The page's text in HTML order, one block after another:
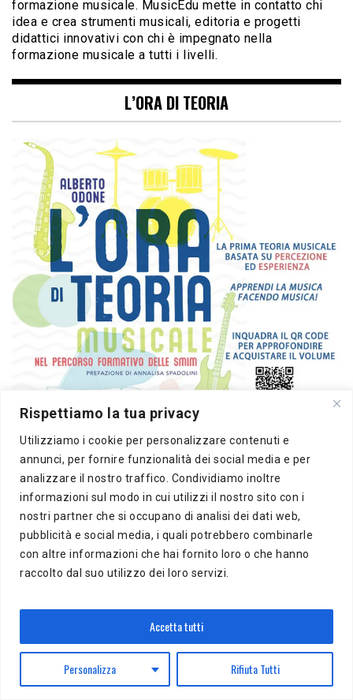
Rispettiamo la tua privacy
Utilizziamo i cookie per personalizzare contenuti e
annunci, per fornire funzionalità dei social media e per
analizzare il nostro traffico. Condividiamo inoltre
informazioni sul modo in cui utilizzi il nostro sito con i
nostri partner che si occupano di analisi dei dati web,
pubblicità e social media, i quali potrebbero combinarle
con altre informazioni che hai fornito loro o che hanno
raccolto dal suo utilizzo dei loro servizi.
Personalizza Rifiuta Tutti
Accetta tutti
formazione musicale. MusicEdu mette in contatto chi
idea e crea strumenti musicali, editoria e progetti
didattici innovativi con chi è impegnato nella
formazione musicale a tutti i livelli.
L’ORA DI TEORIA
Ricerca
per:
ULTIMO NUMERO